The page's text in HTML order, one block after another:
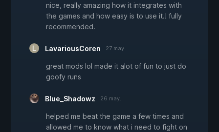
nice, really amazing how it integrates with
the games and how easy is to use it.! fully
recommended.
LavariousCoren 27 may.
great mods lol made it alot of fun to just do
goofy runs
Blue_Shadowz 26 may.
helped me beat the game a few times and
allowed me to know what i need to fight on